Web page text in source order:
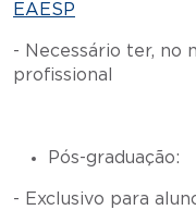
EAESP
- Necessário ter, no
profissional
Pós-graduação:
- Exclusivo para